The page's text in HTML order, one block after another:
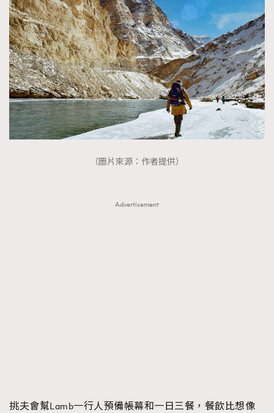
（圖片來源：作者提供）
Advertisement
挑夫會幫Lamb一行人預備帳幕和一日三餐，餐飲比想像